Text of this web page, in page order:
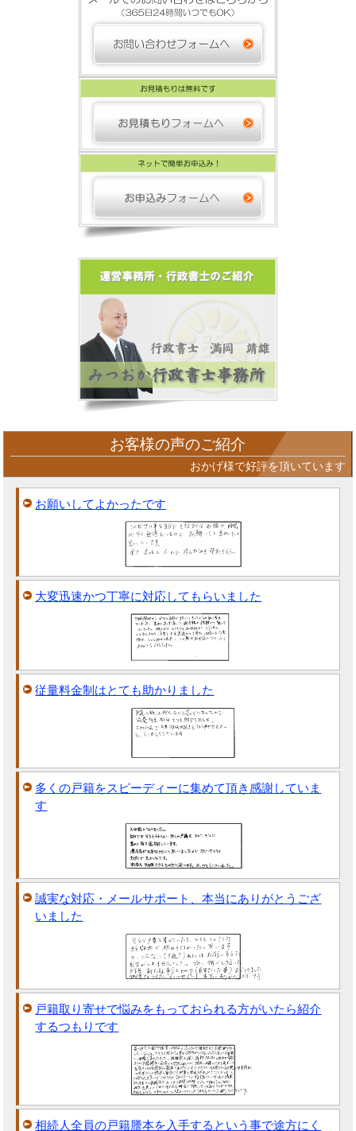
お客様の声のご紹介
おかげ様で好評を頂いています
お願いしてよかったです
大変迅速かつ丁寧に対応してもらいました
従量料金制はとても助かりました
多くの戸籍をスピーディーに集めて頂き感謝していま
す
誠実な対応・メールサポート、本当にありがとうござ
いました
戸籍取り寄せで悩みをもっておられる方がいたら紹介
するつもりです
相続人全員の戸籍謄本を入手するという事で途方にく